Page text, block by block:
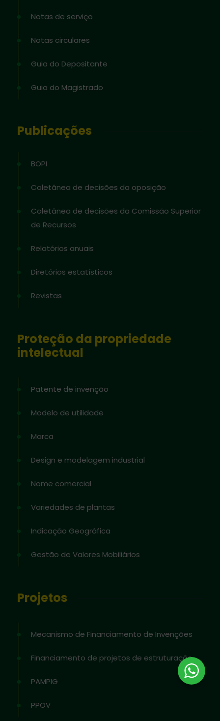
Notas de serviço
Notas circulares
Guia do Depositante
Guia do Magistrado
Publicações
BOPI
Coletânea de decisões da oposição
Coletânea de decisões da Comissão Superior
de Recursos
Relatórios anuais
Diretórios estatísticos
Revistas
Proteção da propriedade
intelectual
Patente de invenção
Modelo de utilidade
Marca
Design e modelagem industrial
Nome comercial
Variedades de plantas
Indicação Geográfica
Gestão de Valores Mobiliários
Projetos
Mecanismo de Financiamento de Invenções
Financiamento de projetos de estruturação
PAMPIG
PPOV